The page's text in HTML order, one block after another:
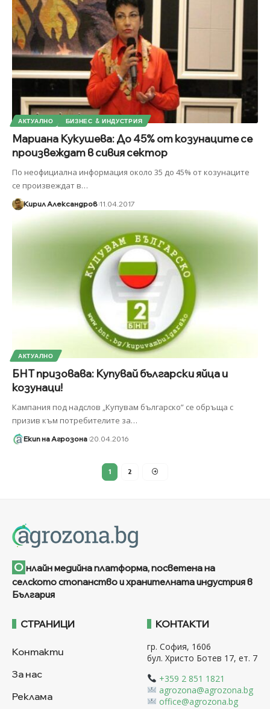
АКТУАЛНО БИЗНЕС & ИНДУСТРИЯ
Мариана Кукушева: До 45% от козунаците се
произвеждат в сивия сектор
По неофициална информация около 35 до 45% от козунаците
се произвеждат в…
Кирил Александров 11.04.2017
АКТУАЛНО
БНТ призовава: Купувай български яйца и
козунаци!
Кампания под надслов „Купувам българско” се обръща с
призив към потребителите за…
Екип на Агрозона 20.04.2016
1 2
О нлайн медийна платформа, посветена на
селското стопанство и хранителната индустрия в
България
СТРАНИЦИ
Контакти
За нас
Реклама
КОНТАКТИ
гр. София, 1606
бул. Христо Ботев 17, ет. 7
+359 2 851 1821
agrozona@agrozona.bg
office@agrozona.bg